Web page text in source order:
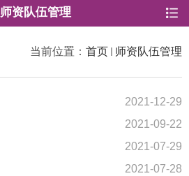
师资队伍管理
当前位置： 首页 师资队伍管理
2021-12-29
2021-09-22
2021-07-29
2021-07-28